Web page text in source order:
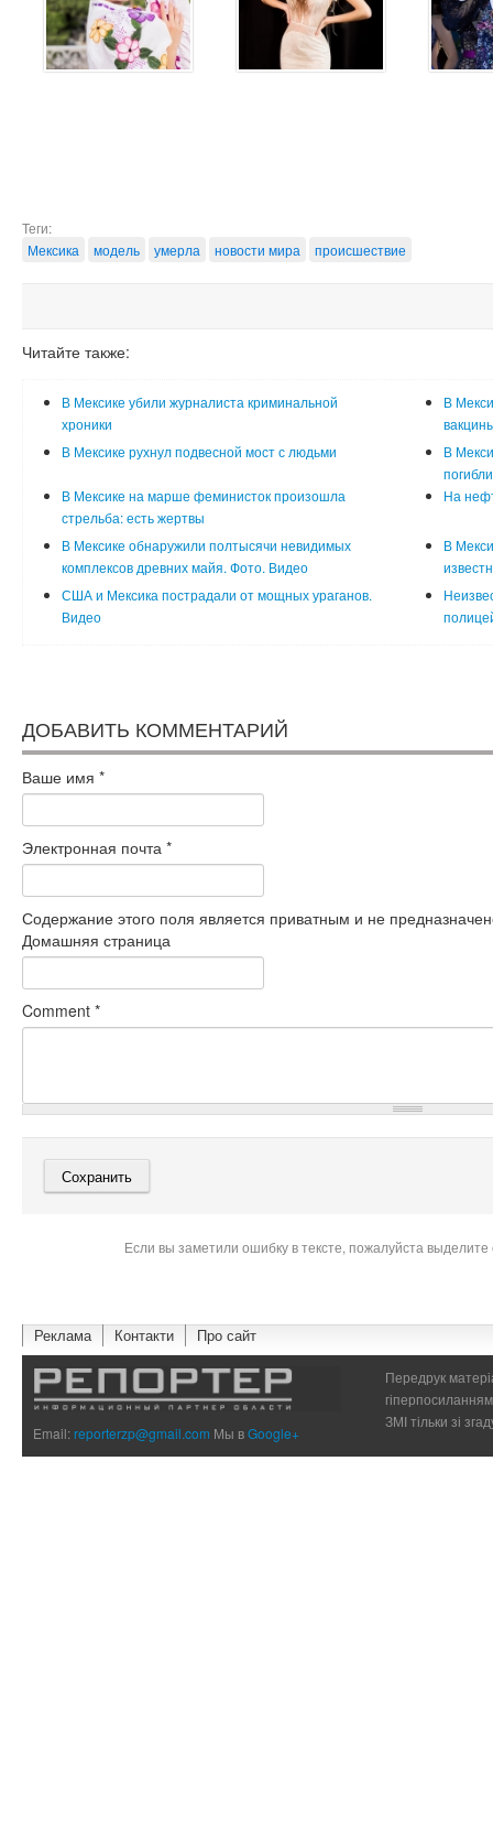
Теги:
Мексика
модель умерла новости мира происшествие
Читайте также:
В Мексике убили журналиста криминальной
хроники
В
В Мексике рухнул подвесной мост с людьми
В
В Мексике на марше феминисток произошла
стрельба: есть жертвы
На
В Мексике обнаружили полтысячи невидимых
комплексов древних майя. Фото. Видео
В
США и Мексика пострадали от мощных ураганов.
Видео
ДОБАВИТЬ КОММЕНТАРИЙ
Ваше имя *
Электронная почта *
Содержание этого поля является приватным и не
Домашняя страница
Comment *
Если вы заметили ошибку в тексте, пожалуйста
Реклама Контакти Про сайт
Email:reporterzp@gmail.com Мы вGoogle+
Передрук
ЗМІ тільки зі